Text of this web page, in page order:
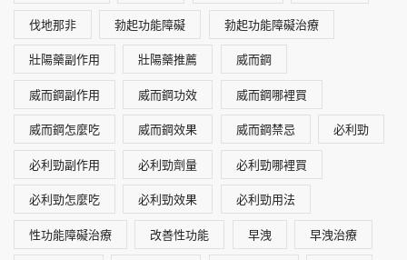
伐地那非 勃起功能障礙 勃起功能障礙治療
壯陽藥副作用 壯陽藥推薦 威而鋼
威而鋼副作用 威而鋼功效 威而鋼哪裡買
威而鋼怎麼吃 威而鋼效果 威而鋼禁忌 必利勁
必利勁副作用 必利勁劑量 必利勁哪裡買
必利勁怎麼吃 必利勁效果 必利勁用法
性功能障礙治療 改善性功能 早洩 早洩治療